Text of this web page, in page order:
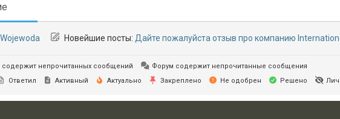
Новейшие посты: Дайте пожалуйста отзыв про компанию
содержит непрочитанных сообщений
Форум содержит непрочитанные сообщения
Ответил Активный Актуально Закреплено Не одобрен Решено